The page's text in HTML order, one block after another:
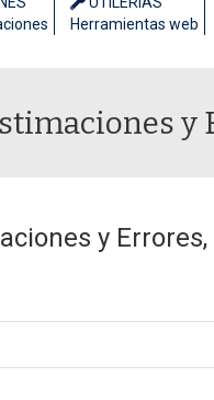
Herramientas web
y
y Errores,